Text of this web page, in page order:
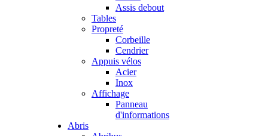
Assis debout
Tables
Propreté
Corbeille
Cendrier
Appuis vélos
Acier
Inox
Affichage
Panneau
d'informations
Abris